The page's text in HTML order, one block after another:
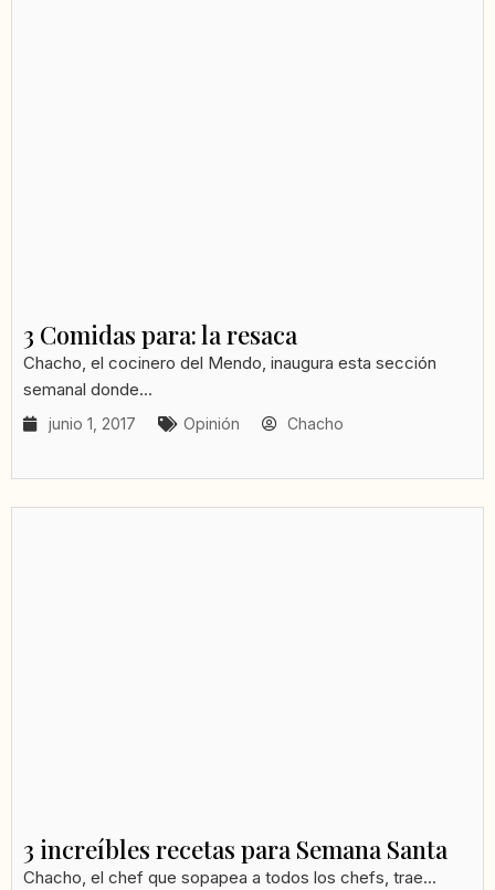
3 Comidas para: la resaca
Chacho, el cocinero del Mendo, inaugura esta sección
semanal donde...
junio 1, 2017 Opinión Chacho
3 increíbles recetas para Semana Santa
Chacho, el chef que sopapea a todos los chefs, trae...